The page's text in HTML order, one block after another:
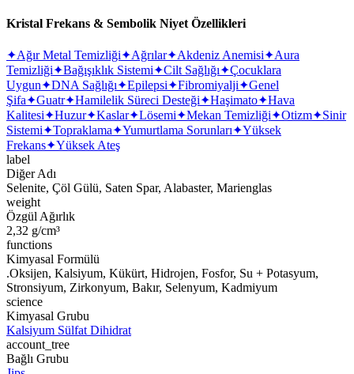
Kristal Frekans & Sembolik Niyet Özellikleri
✦Ağır Metal Temizliği✦Ağrılar✦Akdeniz Anemisi✦Aura
Temizliği✦Bağışıklık Sistemi✦Cilt Sağlığı✦Çocuklara
Uygun✦DNA Sağlığı✦Epilepsi✦Fibromiyalji✦Genel
Şifa✦Guatr✦Hamilelik Süreci Desteği✦Haşimato✦Hava
Kalitesi✦Huzur✦Kaslar✦Lösemi✦Mekan Temizliği✦Otizm✦Sinir
Sistemi✦Topraklama✦Yumurtlama Sorunları✦Yüksek
Frekans✦Yüksek Ateş
label
Diğer Adı
Selenite, Çöl Gülü, Saten Spar, Alabaster, Marienglas
weight
Özgül Ağırlık
2,32 g/cm³
functions
Kimyasal Formülü
.Oksijen, Kalsiyum, Kükürt, Hidrojen, Fosfor, Su + Potasyum,
Stronsiyum, Zirkonyum, Bakır, Selenyum, Kadmiyum
science
Kimyasal Grubu
Kalsiyum Sülfat Dihidrat
account_tree
Bağlı Grubu